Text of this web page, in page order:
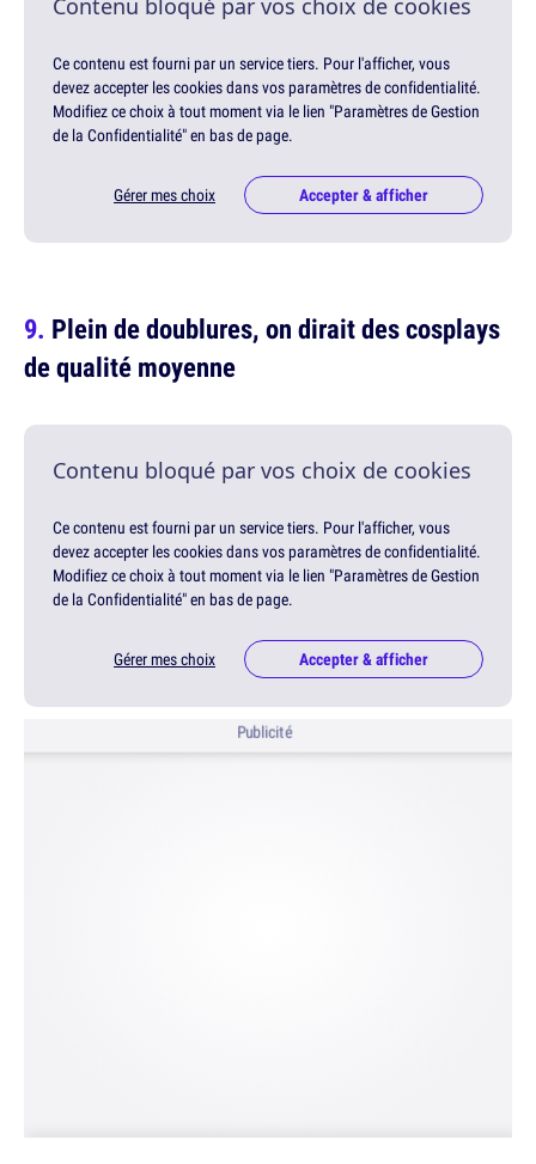
Ce contenu est fourni par un service tiers. Pour l'afficher, vous
devez accepter les cookies dans vos paramètres de confidentialité.
Modifiez ce choix à tout moment via le lien "Paramètres de Gestion
de la Confidentialité" en bas de page.
Gérer mes choix Accepter & afficher
Plein de doublures, on dirait des cosplays
de qualité moyenne
Contenu bloqué par vos choix de cookies
Ce contenu est fourni par un service tiers. Pour l'afficher, vous
devez accepter les cookies dans vos paramètres de confidentialité.
Modifiez ce choix à tout moment via le lien "Paramètres de Gestion
de la Confidentialité" en bas de page.
Gérer mes choix Accepter & afficher
Publicité